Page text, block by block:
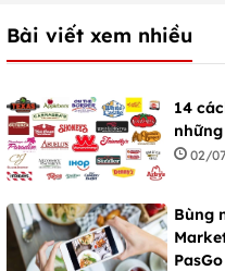
Bài viết xem nhiều
14
02/
Bùng
PasGo